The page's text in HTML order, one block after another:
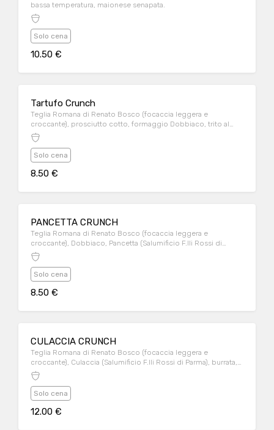
bassa temperatura, maionese senapata.
Solo cena
10.50 €
Tartufo Crunch
Teglia Romana di Renato Bosco (focaccia leggera e
croccante), prosciutto cotto, formaggio Dobbiaco, trito al
tartufo nero.
Solo cena
8.50 €
PANCETTA CRUNCH
Teglia Romana di Renato Bosco (focaccia leggera e
croccante), Dobbiaco, Pancetta (Salumificio F.lli Rossi di
Parma), pomodori secchi.
Solo cena
8.50 €
CULACCIA CRUNCH
Teglia Romana di Renato Bosco (focaccia leggera e
croccante), Culaccia (Salumificio F.lli Rossi di Parma), burrata,
mayo leggera al pesto.
Solo cena
12.00 €